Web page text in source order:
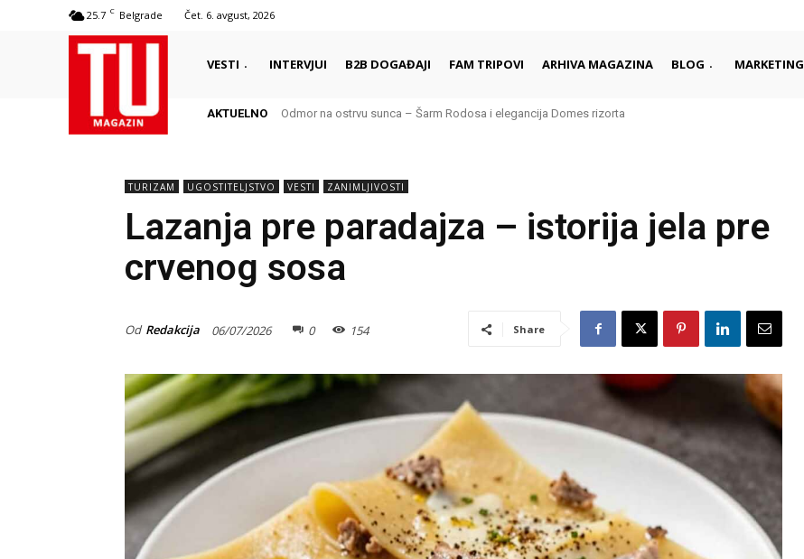
25.7 C Belgrade Čet. 6. avgust, 2026
VESTI INTERVJUI B2B DOGAĐAJI FAM TRIPOVI ARHIVA MAGAZINA BLOG MARKETING
AKTUELNO Autentični biser Italije daleko od gužvi i turista
Odmor na ostrvu sunca – Šarm Rodosa i elegancija Domes rizorta
TURIZAM UGOSTITELJSTVO VESTI ZANIMLJIVOSTI
Lazanja pre paradajza – istorija jela pre
crvenog sosa
Od Redakcija 06/07/2026 0 154 Share